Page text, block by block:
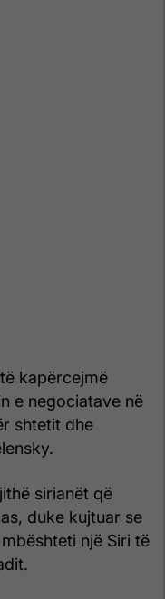
kapërcejmë
e negociatave në
shtetit dhe
sirianët që
duke kujtuar se
një Siri të